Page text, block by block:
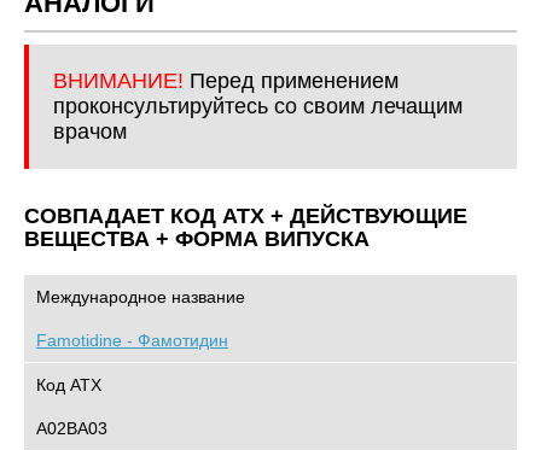
ВНИМАНИЕ! Перед применением
проконсультируйтесь со своим лечащим
врачом
СОВПАДАЕТ КОД ATХ + ДЕЙСТВУЮЩИЕ
ВЕЩЕСТВА + ФОРМА ВИПУСКА
Международное название
Famotidine - Фамотидин
Код АТХ
A02BA03